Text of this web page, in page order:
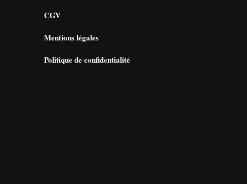
CGV
Mentions légales
Politique de confidentialité